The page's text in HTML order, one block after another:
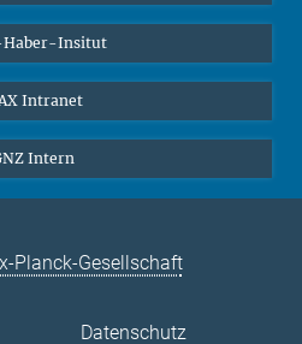
Insitut
Intranet
Intern
Planck-Gesellschaft
Datenschutz